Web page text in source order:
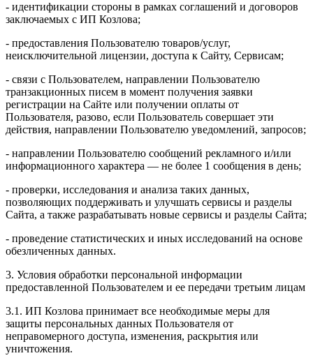
- идентификации стороны в рамках соглашений и договоров
заключаемых с ИП Козлова;
- предоставления Пользователю товаров/услуг,
неисключительной лицензии, доступа к Сайту, Сервисам;
- связи с Пользователем, направлении Пользователю
транзакционных писем в момент получения заявки
регистрации на Сайте или получении оплаты от
Пользователя, разово, если Пользователь совершает эти
действия, направлении Пользователю уведомлений, запросов;
- направлении Пользователю сообщений рекламного и/или
информационного характера — не более 1 сообщения в день;
- проверки, исследования и анализа таких данных,
позволяющих поддерживать и улучшать сервисы и разделы
Сайта, а также разрабатывать новые сервисы и разделы Сайта;
- проведение статистических и иных исследований на основе
обезличенных данных.
3. Условия обработки персональной информации
предоставленной Пользователем и ее передачи третьим лицам
3.1. ИП Козлова принимает все необходимые меры для
защиты персональных данных Пользователя от
неправомерного доступа, изменения, раскрытия или
уничтожения.